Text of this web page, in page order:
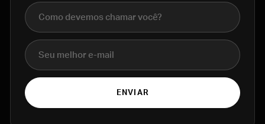
Nome completo
E-mail
ENVIAR